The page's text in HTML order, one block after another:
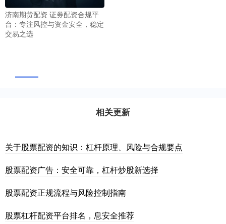
济南期货配资 证券配资合规平
台：专注风控与资金安全，稳定
交易之选
相关更新
关于股票配资的知识：杠杆原理、风险与合规要点
股票配资广告：安全可靠，杠杆炒股新选择
股票配资正规流程与风险控制指南
股票杠杆配资平台排名，息安全推荐